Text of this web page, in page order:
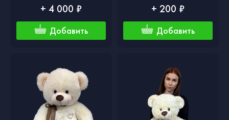
+ 4 000 ₽
Добавить
+ 200 ₽
Добавить